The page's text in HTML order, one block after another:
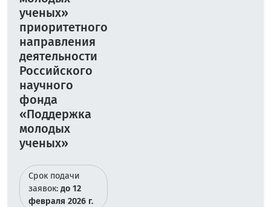
ученых»
приоритетного
направления
деятельности
Российского
научного
фонда
«Поддержка
молодых
ученых»
Срок подачи
заявок:до 12
февраля 2026 г.